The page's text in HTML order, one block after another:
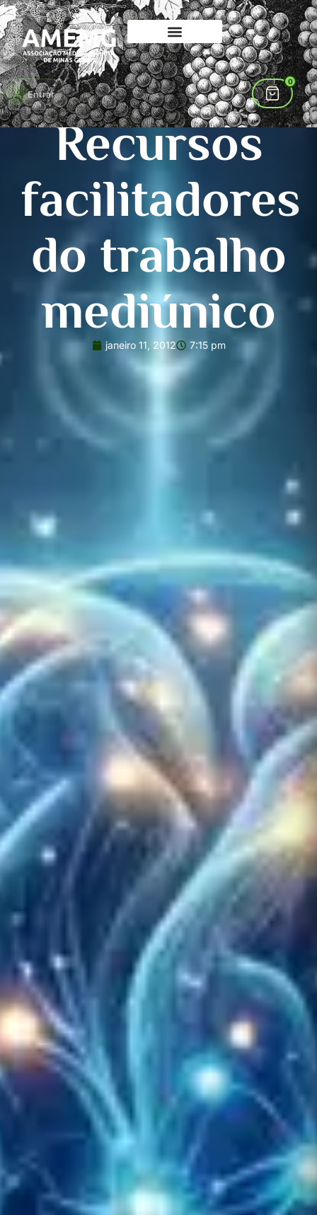
Entrar
0
PORTAL DE CONHECIMENTO
AMEMG
Recursos
facilitadores
do trabalho
mediúnico
janeiro 11, 2012 7:15 pm